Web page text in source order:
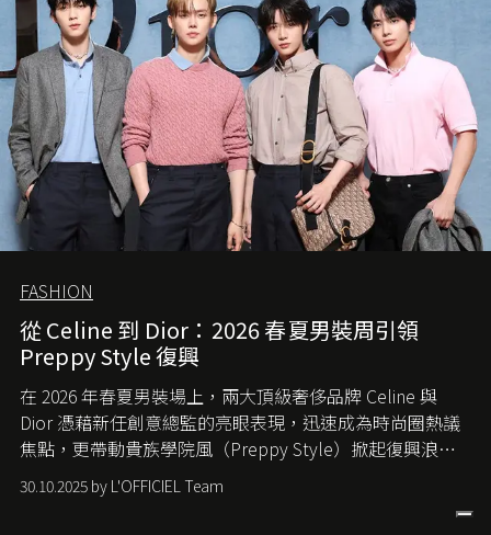
FASHION
從 Celine 到 Dior：2026 春夏男裝周引領
Preppy Style 復興
在 2026 年春夏男裝場上，兩大頂級奢侈品牌 Celine 與
Dior 憑藉新任創意總監的亮眼表現，迅速成為時尚圈熱議
焦點，更帶動貴族學院風（Preppy Style）掀起復興浪
潮，讓這股經典風格再度回到大眾視線。
30.10.2025 by L'OFFICIEL Team